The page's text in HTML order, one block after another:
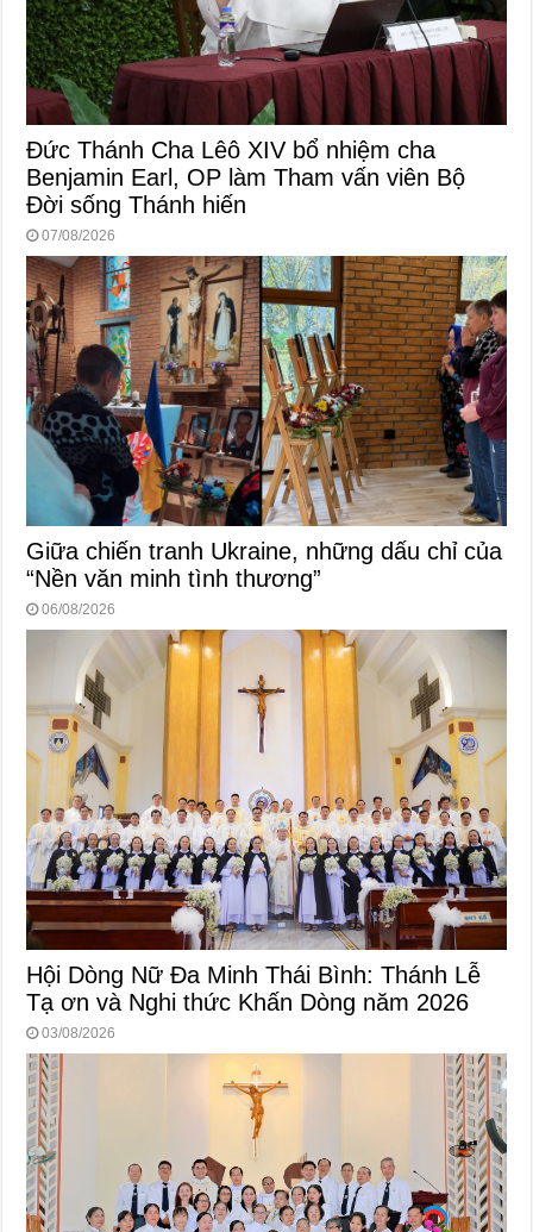
Đức Thánh Cha Lêô XIV bổ nhiệm cha
Benjamin Earl, OP làm Tham vấn viên Bộ
Đời sống Thánh hiến
07/08/2026
Giữa chiến tranh Ukraine, những dấu chỉ của
“Nền văn minh tình thương”
06/08/2026
Hội Dòng Nữ Đa Minh Thái Bình: Thánh Lễ
Tạ ơn và Nghi thức Khấn Dòng năm 2026
03/08/2026